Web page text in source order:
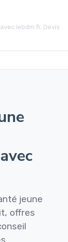
lebdm.fr. Devis
jeune
offres